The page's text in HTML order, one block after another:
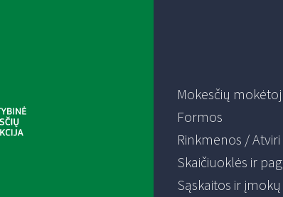
Mokesčių
Formos
Rinkmenos /
Skaičiuoklės ir
Sąskaitos ir